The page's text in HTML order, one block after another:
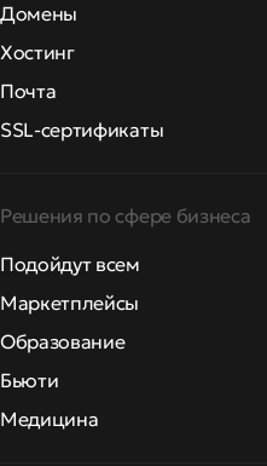
Домены
Хостинг
Почта
SSL-сертификаты
Решения по сфере бизнеса
Подойдут всем
Маркетплейсы
Образование
Бьюти
Медицина